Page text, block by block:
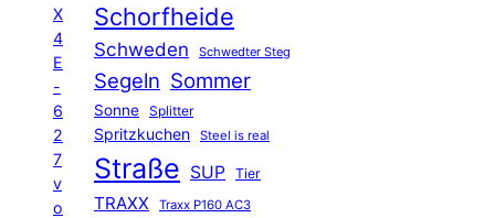
X
4
E
-
6
2
7
v
o
Schorfheide
Schweden Schwedter Steg
Segeln Sommer
Sonne Splitter
Spritzkuchen Steel is real
Straße SUP Tier
TRAXX Traxx P160 AC3